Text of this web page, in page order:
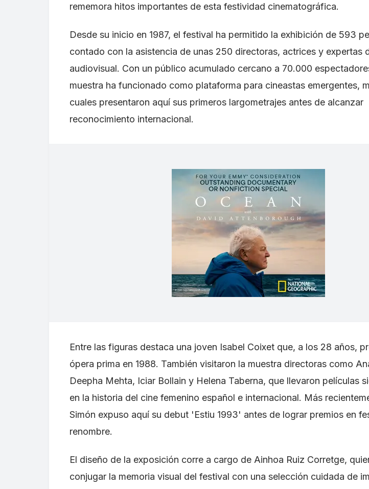
rememora hitos importantes de esta festividad cinematográfica.
Desde su inicio en 1987, el festival ha permitido la exhibición de 593
contado con la asistencia de unas 250 directoras, actrices y expertas
audiovisual. Con un público acumulado cercano a 70.000
muestra ha funcionado como plataforma para cineastas emergentes,
cuales presentaron aquí sus primeros largometrajes antes de alcanzar
reconocimiento internacional.
Entre las figuras destaca una joven Isabel Coixet que, a los 28 años,
ópera prima en 1988. También visitaron la muestra directoras como
Deepha Mehta, Iciar Bollain y Helena Taberna, que llevaron películas
en la historia del cine femenino español e internacional. Más
Simón expuso aquí su debut 'Estiu 1993' antes de lograr premios en
renombre.
El diseño de la exposición corre a cargo de Ainhoa Ruiz Corretge,
conjugar la memoria visual del festival con una selección cuidada de